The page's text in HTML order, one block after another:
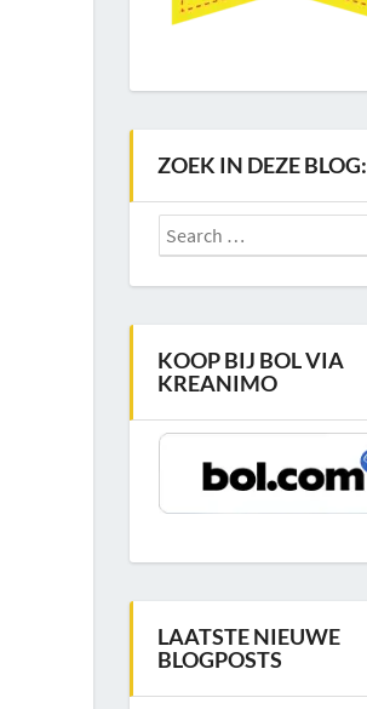
ZOEK IN DEZE BLOG:
Search
for:
KOOP BIJ BOL VIA
KREANIMO
LAATSTE NIEUWE
BLOGPOSTS